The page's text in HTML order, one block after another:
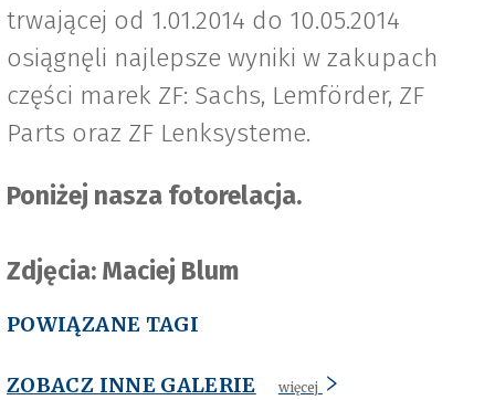
trwającej od 1.01.2014 do 10.05.2014
osiągnęli najlepsze wyniki w zakupach
części marek ZF: Sachs, Lemförder, ZF
Parts oraz ZF Lenksysteme.
Poniżej nasza fotorelacja.
Zdjęcia: Maciej Blum
POWIĄZANE TAGI
ZOBACZ INNE GALERIE więcej